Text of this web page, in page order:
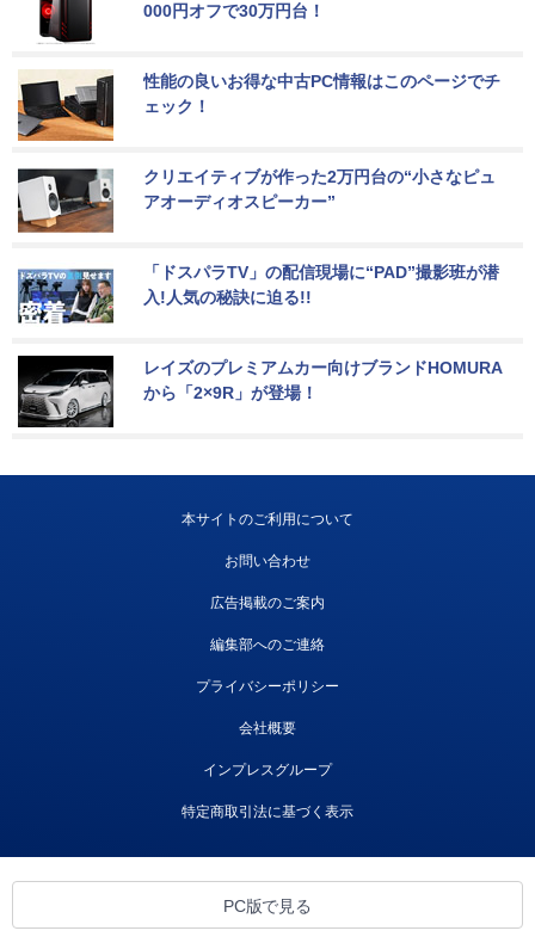
000円オフで30万円台！
性能の良いお得な中古PC情報はこのページでチ
ェック！
クリエイティブが作った2万円台の“小さなピュ
アオーディオスピーカー”
「ドスパラTV」の配信現場に“PAD”撮影班が潜
入!人気の秘訣に迫る!!
レイズのプレミアムカー向けブランドHOMURA
から「2×9R」が登場！
本サイトのご利用について
お問い合わせ
広告掲載のご案内
編集部へのご連絡
プライバシーポリシー
会社概要
インプレスグループ
特定商取引法に基づく表示
PC版で見る